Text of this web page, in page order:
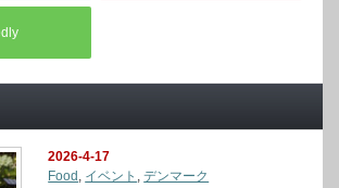
2026-4-17
Food , イベント ,デンマーク